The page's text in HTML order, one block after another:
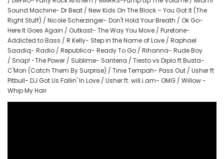
Sound Machine- Dr Beat / New Kids On The Block – You Got It (The
Right Stuff) / Nicole Scherzinger- Don't Hold Your Breath / Ok Go-
Here It Goes Again / Outkast- The Way You Move / Puretone-
Addicted to Bass / R Kelly- Step in the Name of Love / Raphael
Saadiq- Radio / Republica- Ready To Go / Rihanna- Rude Boy
/ Snap! -The Power / Sublime- Santeria / Tiesto vs Diplo ft Busta-
C'Mon (Catch Them By Surprise) / Tinie Tempah- Pass Out / Usher ft
Pitbull- DJ Got Us Fallin' In Love / Usher ft. will.i.am- OMG / Willow -
Whip My Hair